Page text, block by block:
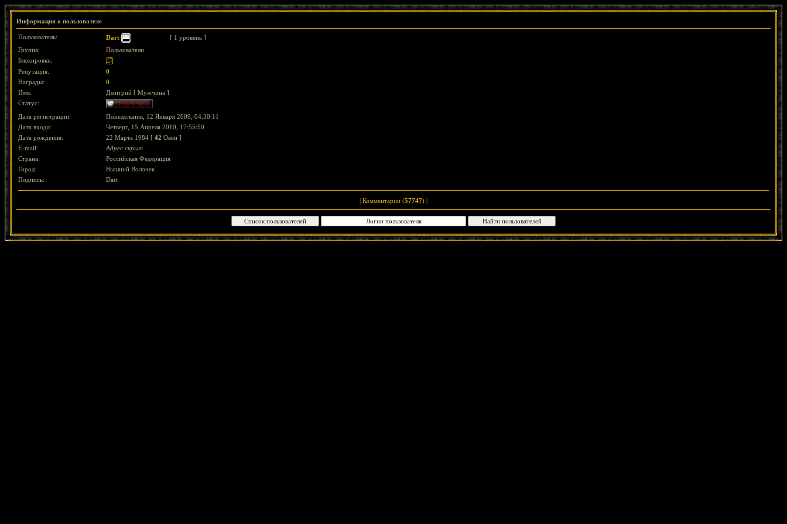
Информация о пользователе
Пользователь: Dart
[ 1 уровень ]
Группа:
Пользователи
Блокировки:
Репутация:
0
Награды:
0
Имя:
Дмитрий [ Мужчина ]
Статус:
Дата регистрации:
Понедельник, 12 Января 2009, 04:30:11
Дата входа:
Четверг, 15 Апреля 2010, 17:55:50
Дата рождения:
22 Марта 1984 [ 42 Овен ]
E-mail:
Адрес скрыт
Страна:
Российская Федерация
Город:
Вышний Волочек
Подпись:
Dart
Комментарии (57747)